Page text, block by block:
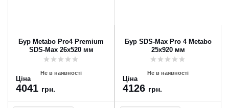
Бур Metabo Pro4 Premium
SDS-Max 26x520 мм
Не в наявності
Ціна
4041 грн.
Бур SDS-Max Pro 4 Metabo
25x920 мм
Не в наявності
Ціна
4126 грн.